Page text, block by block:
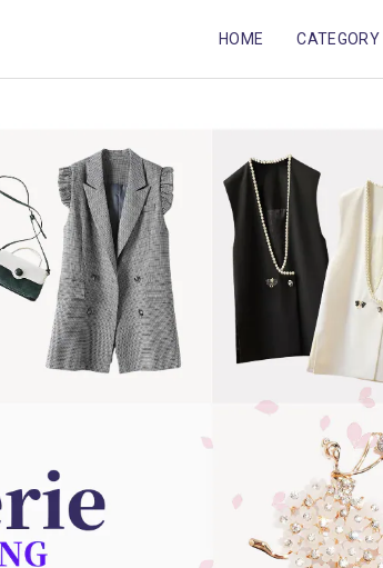
HOME CATEGORY